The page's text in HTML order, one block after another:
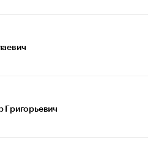
Григорьевич